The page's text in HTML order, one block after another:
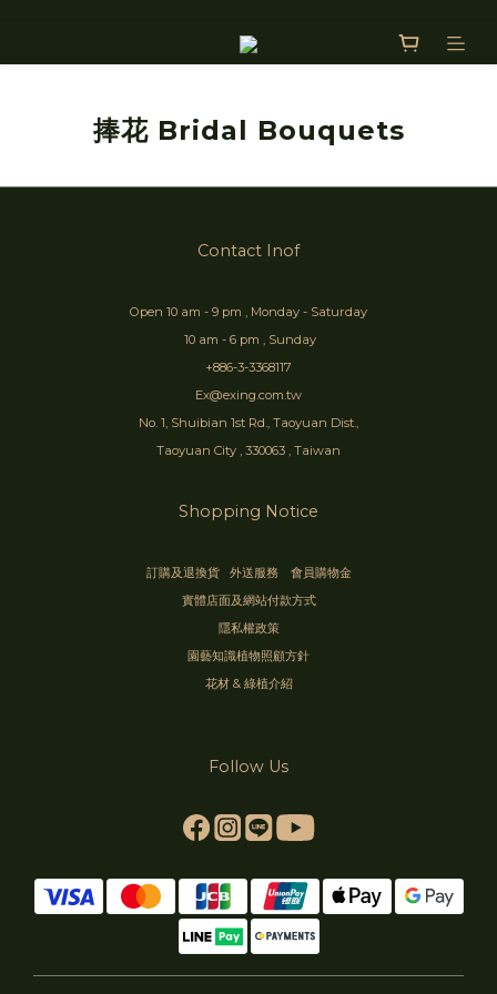
捧花 Bridal Bouquets
Contact Inof
Open 10 am - 9 pm , Monday - Saturday
10 am - 6 pm , Sunday
+886-3-3368117
Ex@exing.com.tw
No. 1, Shuibian 1st Rd., Taoyuan Dist.,
Taoyuan City , 330063 , Taiwan
Shopping Notice
訂購及退換貨 外送服務
會員購物金
實體店面及網站付款方式
隱私權政策
園藝知識植物照顧方針
花材 & 綠植介紹
Follow Us